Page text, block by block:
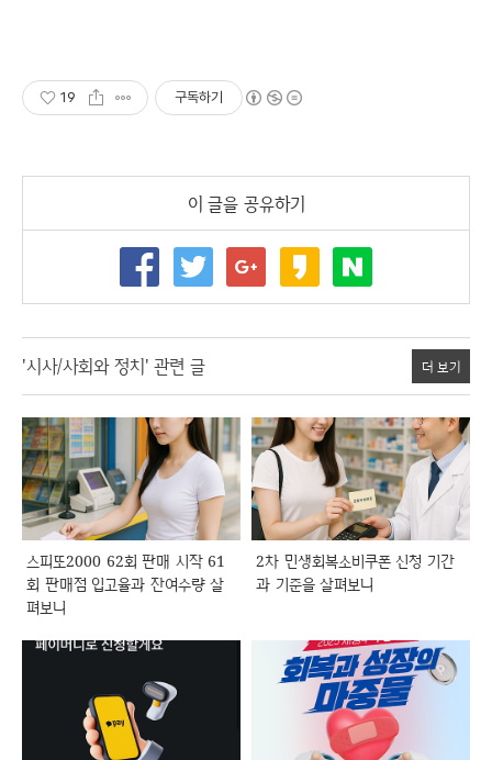
19 구독하기
이 글을 공유하기
'시사/사회와 정치' 관련 글 더 보기
스피또2000 62회 판매 시작 61
회 판매점 입고율과 잔여수량 살
펴보니
2차 민생회복소비쿠폰 신청 기간
과 기준을 살펴보니